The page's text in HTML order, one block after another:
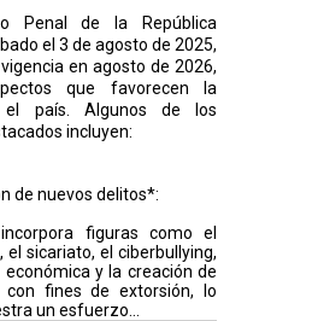
Penal de la República
el 3 de agosto de 2025,
en agosto de 2026,
que favorecen la
el país. Algunos de los
incluyen:
de nuevos delitos*:
figuras como el
el sicariato, el ciberbullying,
económica y la creación de
con fines de extorsión, lo
un esfuerzo...